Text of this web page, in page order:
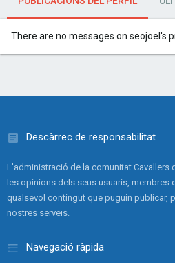
There are no messages on seojoel's
Descàrrec de responsabilitat
L'administració de la comunitat Cavallers
les opinions dels seus usuaris, membres
qualsevol contingut que puguin publicar,
nostres serveis.
Navegació ràpida